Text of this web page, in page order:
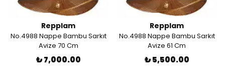
Repplam
No.4988 Nappe Bambu Sarkıt
Avize 70 Cm
₺ 7,000.00
Repplam
No.4988 Nappe Bambu Sarkıt
Avize 61 Cm
₺ 5,500.00